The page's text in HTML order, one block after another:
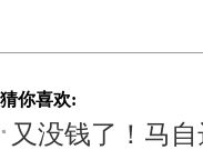
猜你喜欢:
又没钱了！马